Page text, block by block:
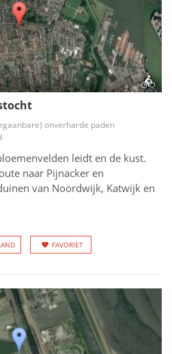
onverharde paden
leidt en de kust.
naar Pijnacker en
van Noordwijk, Katwijk en
FAVORIET